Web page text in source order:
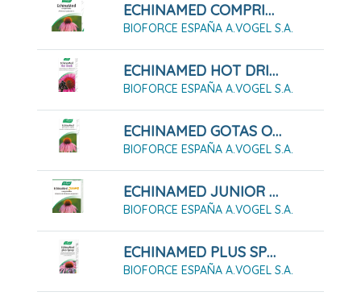
ECHINAMED COMPRIMIDOS, 30 COMPRIMIDOS
BIOFORCE ESPAÑA A.VOGEL S.A.
ECHINAMED HOT DRINK, CONCENTRADO PARA SOLUCIÓN ORAL, 100 ML
BIOFORCE ESPAÑA A.VOGEL S.A.
ECHINAMED GOTAS ORALES EN SOLUCIÓN, 50 Ml
BIOFORCE ESPAÑA A.VOGEL S.A.
ECHINAMED JUNIOR COMPRIMIDOS, 120 COMPRIMIDOS
BIOFORCE ESPAÑA A.VOGEL S.A.
ECHINAMED PLUS SPRAY SOLUCIÓN PARA PULVERIZACIÓN BUCAL, 30 ML
BIOFORCE ESPAÑA A.VOGEL S.A.